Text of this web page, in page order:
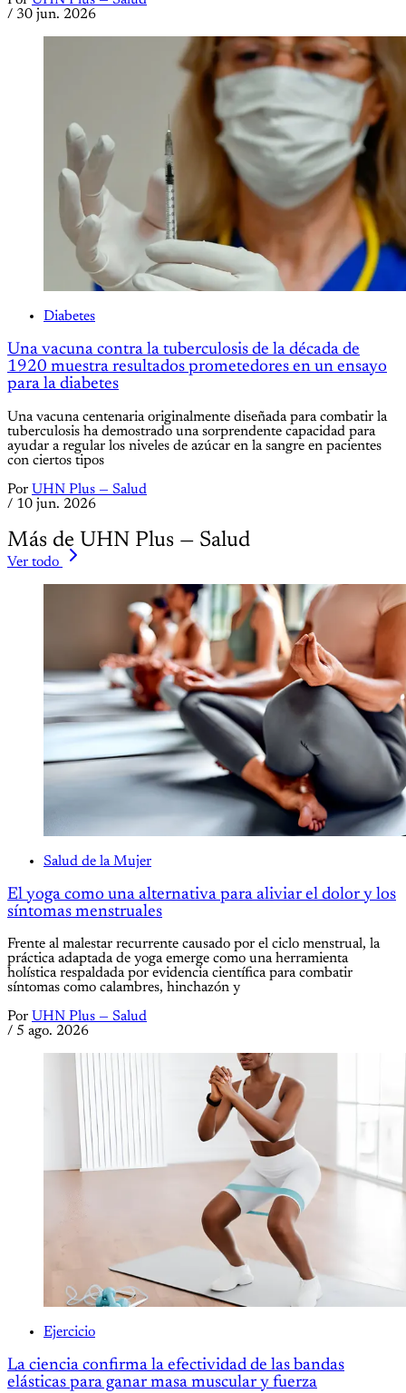
/ 30 jun. 2026
Diabetes
Una vacuna contra la tuberculosis de la década de
1920 muestra resultados prometedores en un ensayo
para la diabetes
Una vacuna centenaria originalmente diseñada para combatir la
tuberculosis ha demostrado una sorprendente capacidad para
ayudar a regular los niveles de azúcar en la sangre en pacientes
con ciertos tipos
Por UHN Plus — Salud
/ 10 jun. 2026
Más de UHN Plus — Salud
Ver todo
Salud de la Mujer
El yoga como una alternativa para aliviar el dolor y los
síntomas menstruales
Frente al malestar recurrente causado por el ciclo menstrual, la
práctica adaptada de yoga emerge como una herramienta
holística respaldada por evidencia científica para combatir
síntomas como calambres, hinchazón y
Por UHN Plus — Salud
/ 5 ago. 2026
Ejercicio
La ciencia confirma la efectividad de las bandas
elásticas para ganar masa muscular y fuerza